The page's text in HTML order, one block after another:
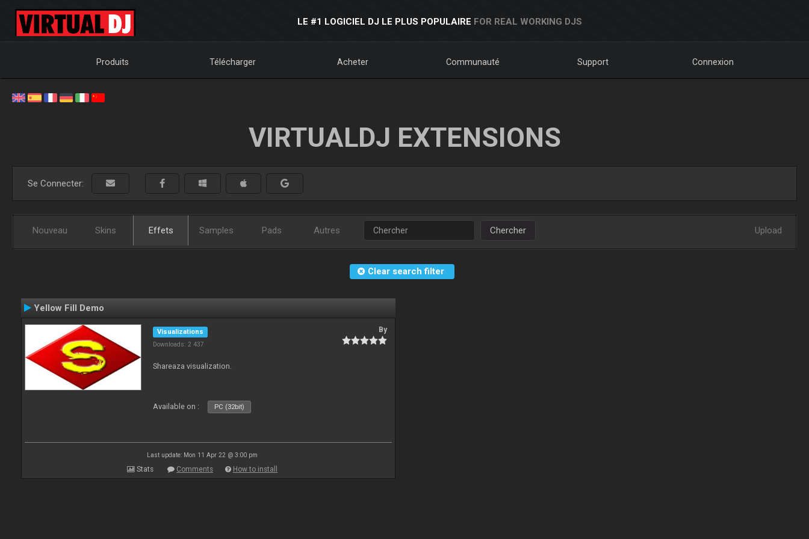
LE #1 LOGICIEL DJ LE PLUS POPULAIRE FOR REAL WORKING DJS
Produits Télécharger Acheter Communauté Support Connexion
VIRTUALDJ EXTENSIONS
Se Connecter:
Nouveau Skins Effets Samples Pads Autres Chercher Upload
Clear search filter
Yellow Fill Demo
Visualizations
Downloads: 2 437
By
Shareaza visualization.
Available on : PC (32bit)
Last update: Mon 11 Apr 22 @ 3:00 pm
Stats Comments How to install